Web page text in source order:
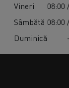
Vineri
08:00
Sâmbătă 08:00
Duminică
-